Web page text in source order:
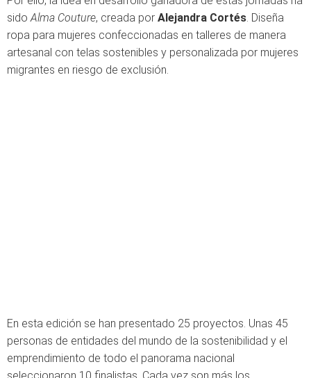
sidoAlma Couture, creada por Alejandra Cortés. Diseña
ropa para mujeres confeccionadas en talleres de manera
artesanal con telas sostenibles y personalizada por mujeres
migrantes en riesgo de exclusión.
En esta edición se han presentado 25 proyectos. Unas 45
personas de entidades del mundo de la sostenibilidad y el
emprendimiento de todo el panorama nacional